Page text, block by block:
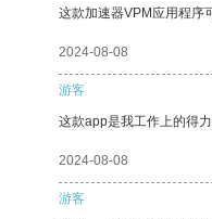
这款加速器VPM应用程序
2024-08-08
游客
这款app是我工作上的得
2024-08-08
游客